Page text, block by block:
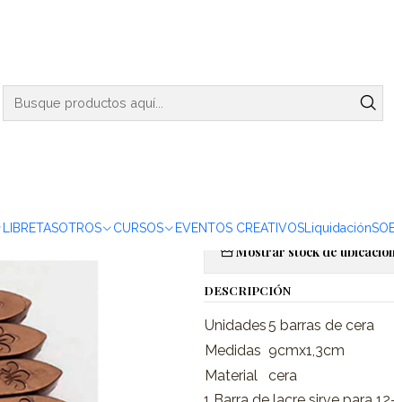
LIBRETASOTROS CURSOS EVENTOS CREATIVOS Liquidación
Set Barra
Mostrar stock de
DESCRIPCIÓN
Unidades5 barras de cera
Medidas 9cmx1,3cm
Material
cera